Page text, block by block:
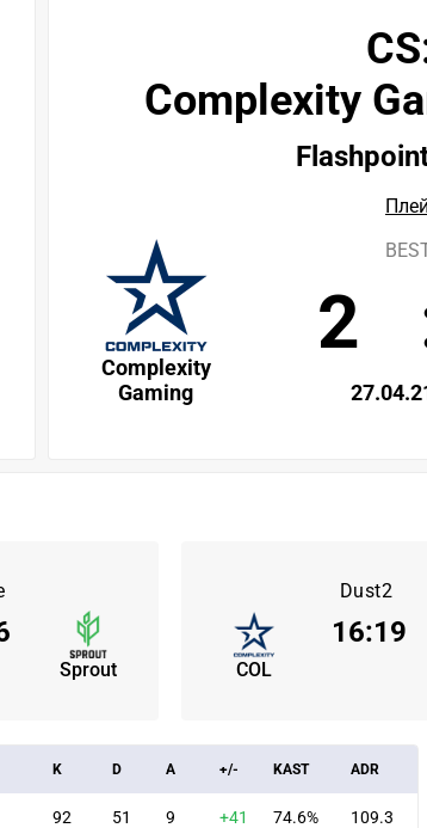
Complexity
Complexity
Gaming
2
Sprout
Dust2
COL
16:19
K D A +/- KAST ADR
92 51 9 +41 74.6% 109.3